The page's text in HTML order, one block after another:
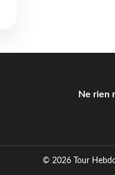
Ne rien
© 2026 Tour